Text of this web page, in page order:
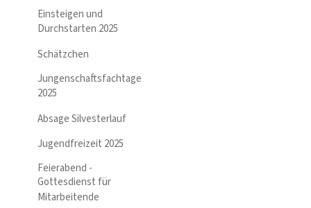
Einsteigen und
Durchstarten 2025
Schätzchen
Jungenschaftsfachtage
2025
Absage Silvesterlauf
Jugendfreizeit 2025
Feierabend -
Gottesdienst für
Mitarbeitende